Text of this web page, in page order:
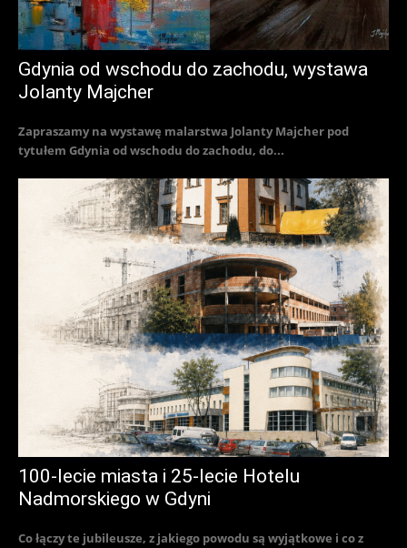
Gdynia od wschodu do zachodu, wystawa
Jolanty Majcher
Zapraszamy na wystawę malarstwa Jolanty Majcher pod
tytułem Gdynia od wschodu do zachodu, do...
100-lecie miasta i 25-lecie Hotelu
Nadmorskiego w Gdyni
Co łączy te jubileusze, z jakiego powodu są wyjątkowe i co z